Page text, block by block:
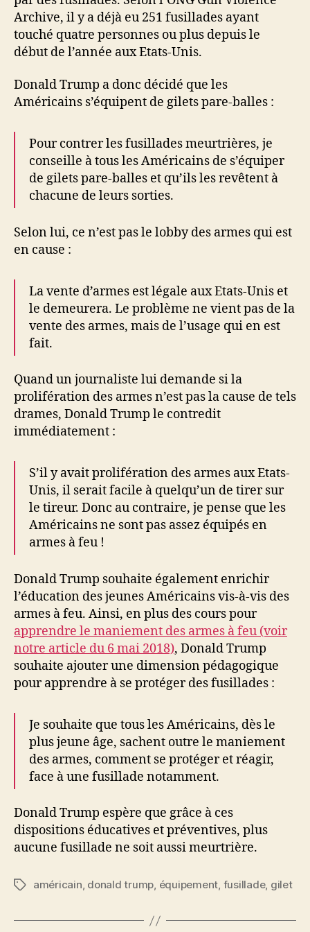
Archive, il y a déjà eu 251 fusillades ayant
touché quatre personnes ou plus depuis le
début de l’année aux Etats-Unis.
Donald Trump a donc décidé que les
Américains s’équipent de gilets pare-balles :
Pour contrer les fusillades meurtrières, je
conseille à tous les Américains de s’équiper
de gilets pare-balles et qu’ils les revêtent à
chacune de leurs sorties.
Selon lui, ce n’est pas le lobby des armes qui est
en cause :
La vente d’armes est légale aux Etats-Unis et
le demeurera. Le problème ne vient pas de la
vente des armes, mais de l’usage qui en est
fait.
Quand un journaliste lui demande si la
prolifération des armes n’est pas la cause de tels
drames, Donald Trump le contredit
immédiatement :
S’il y avait prolifération des armes aux Etats-
Unis, il serait facile à quelqu’un de tirer sur
le tireur. Donc au contraire, je pense que les
Américains ne sont pas assez équipés en
armes à feu !
Donald Trump souhaite également enrichir
l’éducation des jeunes Américains vis-à-vis des
armes à feu. Ainsi, en plus des cours pour
apprendre le maniement des armes à feu (voir
notre article du 6 mai 2018), Donald Trump
souhaite ajouter une dimension pédagogique
pour apprendre à se protéger des fusillades :
Je souhaite que tous les Américains, dès le
plus jeune âge, sachent outre le maniement
des armes, comment se protéger et réagir,
face à une fusillade notamment.
Donald Trump espère que grâce à ces
dispositions éducatives et préventives, plus
aucune fusillade ne soit aussi meurtrière.
Étiquettes
américain, donald trump, équipement, fusillade, gilet